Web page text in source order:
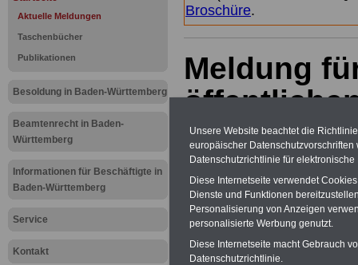
Aktuelle Meldungen
Taschenbücher
Publikationen
Besoldung in Baden-Württemberg
Beamtenrecht in Baden-
Württemberg
Informationen für Beschäftigte in
Baden-Württemberg
Service
Kontakt
Broschüre.
Meldung
BEHÖRDEN-ABOmit 3 Ratgebern
25,00 Euro: Wissenswertes für
und Beamte, Beamten-
(Bund/Länder) sowie Beihilferecht in
Ländern. Alle drei Ratgeber sind
Unsere Website beachtet die
europäischer
Datenschutzrichtlinie für
Diese Internetseite verwendet
Dienste und Funktionen
Personalisierung von Anzeigen
personalisierte Werbung genutzt.
Diese Internetseite macht Gebrauch
Datenschutzrichtlinie.